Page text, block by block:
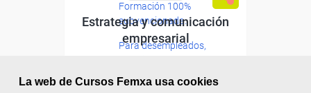
La web de Cursos Femxa usa cookies
Formación 100%
subvencionada.
Para desempleados,
Sector
Estrategia y comunicación
empresarial
Curso Gratuito